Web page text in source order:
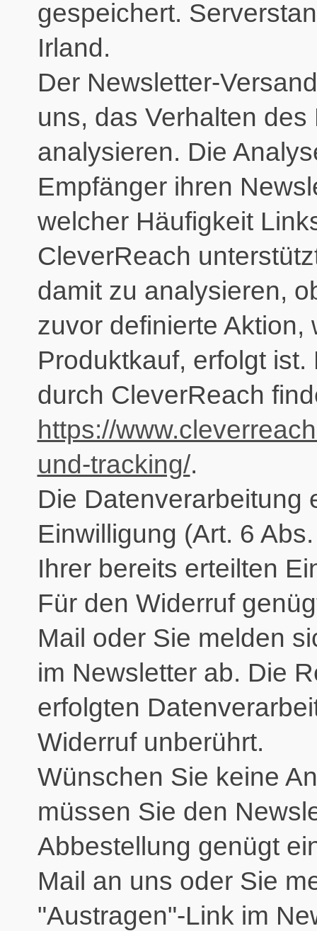
gespeichert.
Irland.
Der Newsletter-
uns, das Verhalten
analysieren. Die
Empfänger ihren
welcher Häufigkeit
CleverReach
damit zu analysieren,
zuvor definierte
Produktkauf, erfolgt
durch CleverReach
https://
und-tracking/.
Die Datenverarbeitung
Einwilligung (Art. 6
Ihrer bereits erteilten
Für den Widerruf
Mail oder Sie melden
im Newsletter ab. Die
erfolgten
Widerruf unberührt.
Wünschen Sie keine
müssen Sie den
Abbestellung genügt
Mail an uns oder Sie
"Austragen"-Link im